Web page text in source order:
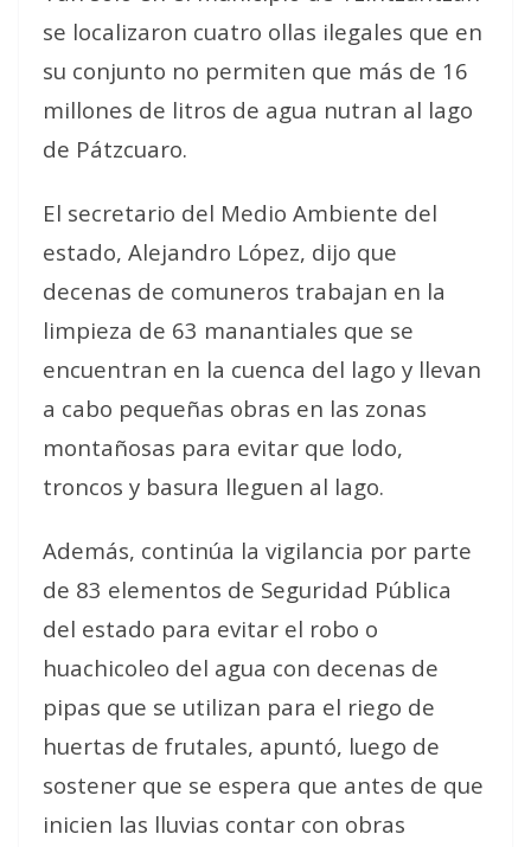
se localizaron cuatro ollas ilegales que en
su conjunto no permiten que más de 16
millones de litros de agua nutran al lago
de Pátzcuaro.
El secretario del Medio Ambiente del
estado, Alejandro López, dijo que
decenas de comuneros trabajan en la
limpieza de 63 manantiales que se
encuentran en la cuenca del lago y llevan
a cabo pequeñas obras en las zonas
montañosas para evitar que lodo,
troncos y basura lleguen al lago.
Además, continúa la vigilancia por parte
de 83 elementos de Seguridad Pública
del estado para evitar el robo o
huachicoleo del agua con decenas de
pipas que se utilizan para el riego de
huertas de frutales, apuntó, luego de
sostener que se espera que antes de que
inicien las lluvias contar con obras